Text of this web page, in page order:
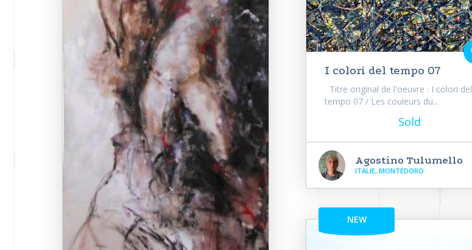
I colori del tempo 07
Titre original de l'oeuvre : I colori del
tempo 07 / Les couleurs du...
Sold
Agostino Tulumello
ITALIE, MONTEDORO
NEW